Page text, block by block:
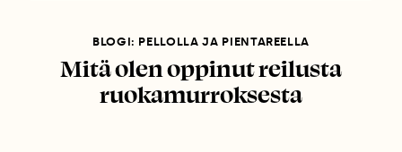
BLOGI: PELLOLLA JA PIENTAREELLA
Mitä olen oppinut reilusta
ruokamurroksesta